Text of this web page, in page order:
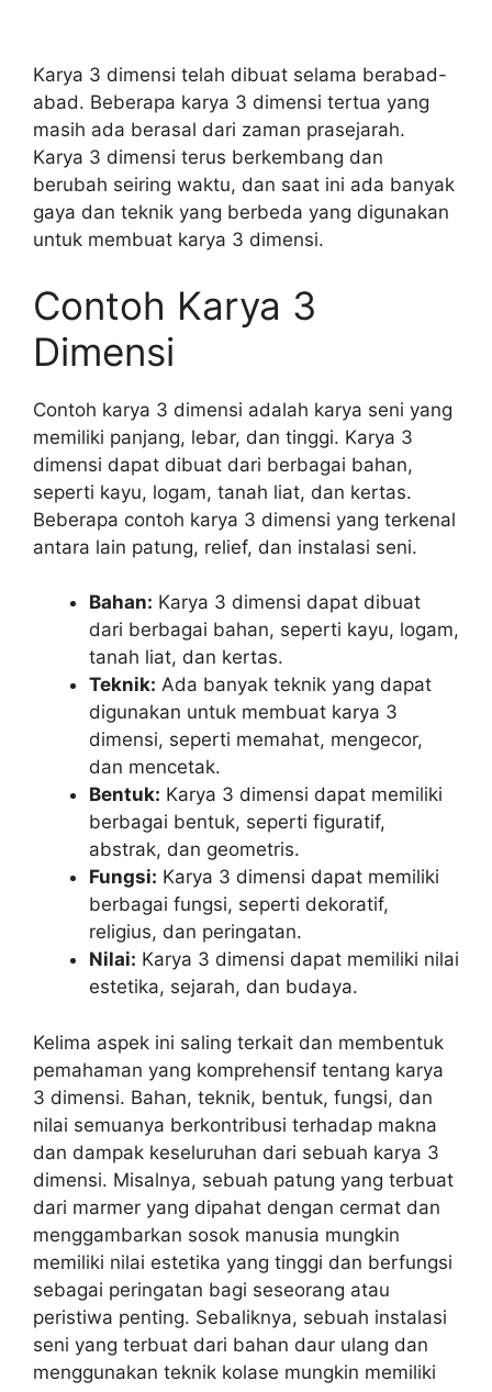
Karya 3 dimensi telah dibuat selama berabad-
abad. Beberapa karya 3 dimensi tertua yang
masih ada berasal dari zaman prasejarah.
Karya 3 dimensi terus berkembang dan
berubah seiring waktu, dan saat ini ada banyak
gaya dan teknik yang berbeda yang digunakan
untuk membuat karya 3 dimensi.
Contoh Karya 3
Dimensi
Contoh karya 3 dimensi adalah karya seni yang
memiliki panjang, lebar, dan tinggi. Karya 3
dimensi dapat dibuat dari berbagai bahan,
seperti kayu, logam, tanah liat, dan kertas.
Beberapa contoh karya 3 dimensi yang terkenal
antara lain patung, relief, dan instalasi seni.
Bahan: Karya 3 dimensi dapat dibuat
dari berbagai bahan, seperti kayu, logam,
tanah liat, dan kertas.
Teknik: Ada banyak teknik yang dapat
digunakan untuk membuat karya 3
dimensi, seperti memahat, mengecor,
dan mencetak.
Bentuk: Karya 3 dimensi dapat memiliki
berbagai bentuk, seperti figuratif,
abstrak, dan geometris.
Fungsi: Karya 3 dimensi dapat memiliki
berbagai fungsi, seperti dekoratif,
religius, dan peringatan.
Nilai: Karya 3 dimensi dapat memiliki nilai
estetika, sejarah, dan budaya.
Kelima aspek ini saling terkait dan membentuk
pemahaman yang komprehensif tentang karya
3 dimensi. Bahan, teknik, bentuk, fungsi, dan
nilai semuanya berkontribusi terhadap makna
dan dampak keseluruhan dari sebuah karya 3
dimensi. Misalnya, sebuah patung yang terbuat
dari marmer yang dipahat dengan cermat dan
menggambarkan sosok manusia mungkin
memiliki nilai estetika yang tinggi dan berfungsi
sebagai peringatan bagi seseorang atau
peristiwa penting. Sebaliknya, sebuah instalasi
seni yang terbuat dari bahan daur ulang dan
menggunakan teknik kolase mungkin memiliki